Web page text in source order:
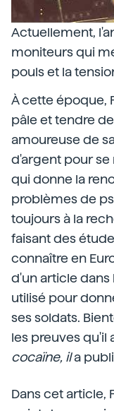
Actuellement,
moniteurs qui
pouls et la
À cette époque,
pâle et tendre
amoureuse de
d'argent pour
qui donne la
problèmes de
toujours à la
faisant des
connaître en
d'un article dans
utilisé pour
ses soldats.
les preuves qu'il
cocaïne, ila
Dans cet article,